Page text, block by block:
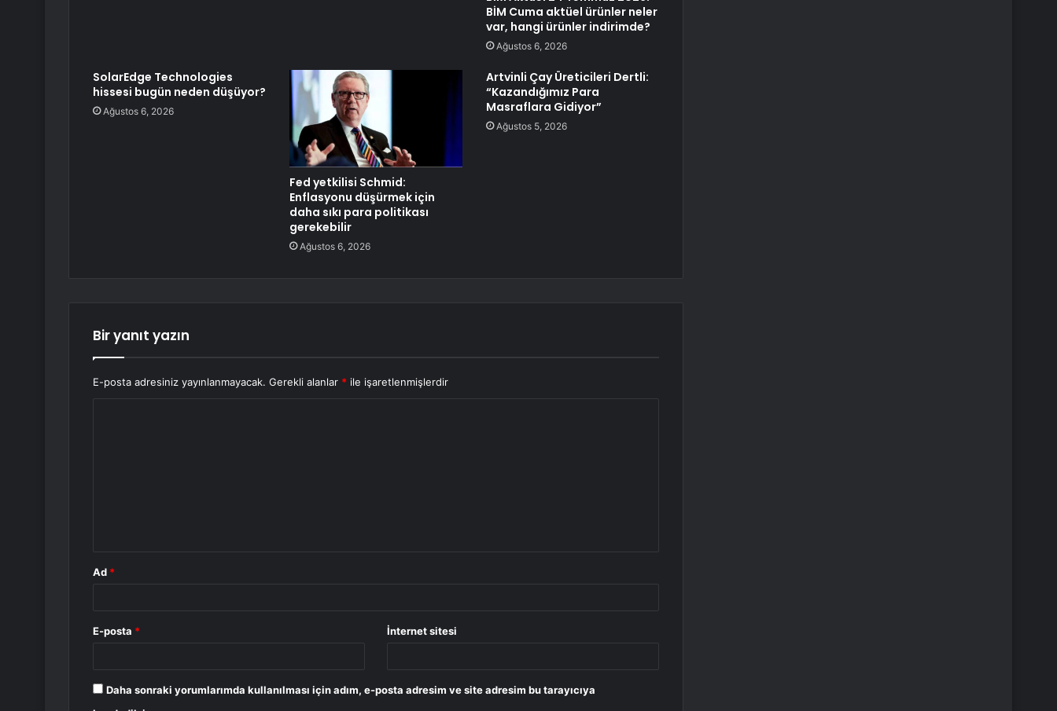
BİM Cuma aktüel ürünler neler
var, hangi ürünler indirimde?
Ağustos 6, 2026
SolarEdge Technologies
hissesi bugün neden düşüyor?
Ağustos 6, 2026
Fed yetkilisi Schmid:
Enflasyonu düşürmek için
daha sıkı para politikası
gerekebilir
Ağustos 6, 2026
Artvinli Çay Üreticileri Dertli:
“Kazandığımız Para
Masraflara Gidiyor”
Ağustos 5, 2026
Bir yanıt yazın
E-posta adresiniz yayınlanmayacak. Gerekli alanlar * ile işaretlenmişlerdir
Ad *
E-posta * İnternet sitesi
Daha sonraki yorumlarımda kullanılması için adım, e-posta adresim ve site adresim bu tarayıcıya